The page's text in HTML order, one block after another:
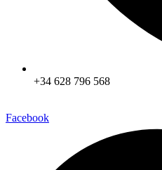
+34 628 796 568
Facebook